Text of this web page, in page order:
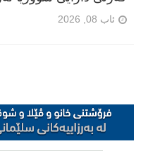
ئاب 08, 2026